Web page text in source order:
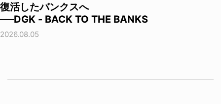
復活したバンクスへ
──DGK - BACK TO THE BANKS
2026.08.05